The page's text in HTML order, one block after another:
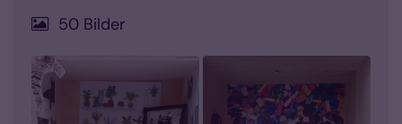
50 Bilder